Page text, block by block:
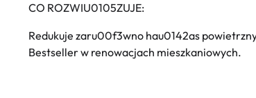
CO ROZWIU0105ZUJE:
Redukuje zaru00f3wno hau0142as
Bestseller w renowacjach mieszkaniowych.